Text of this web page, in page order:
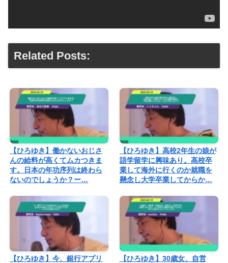
Related Posts:
【ひろゆき】働かないおじさ
んの給料が高くてムカつきま
す。日本の年功序列は終わら
ないのでしょうか？ー…
【ひろゆき】高校2年生の娘が
語学留学に興味あり。高校卒
業して海外に行くのか就職を
懸念し大学卒業してからか…
【ひろゆき】今、銀行アプリ
【ひろゆき】30歳女、自営